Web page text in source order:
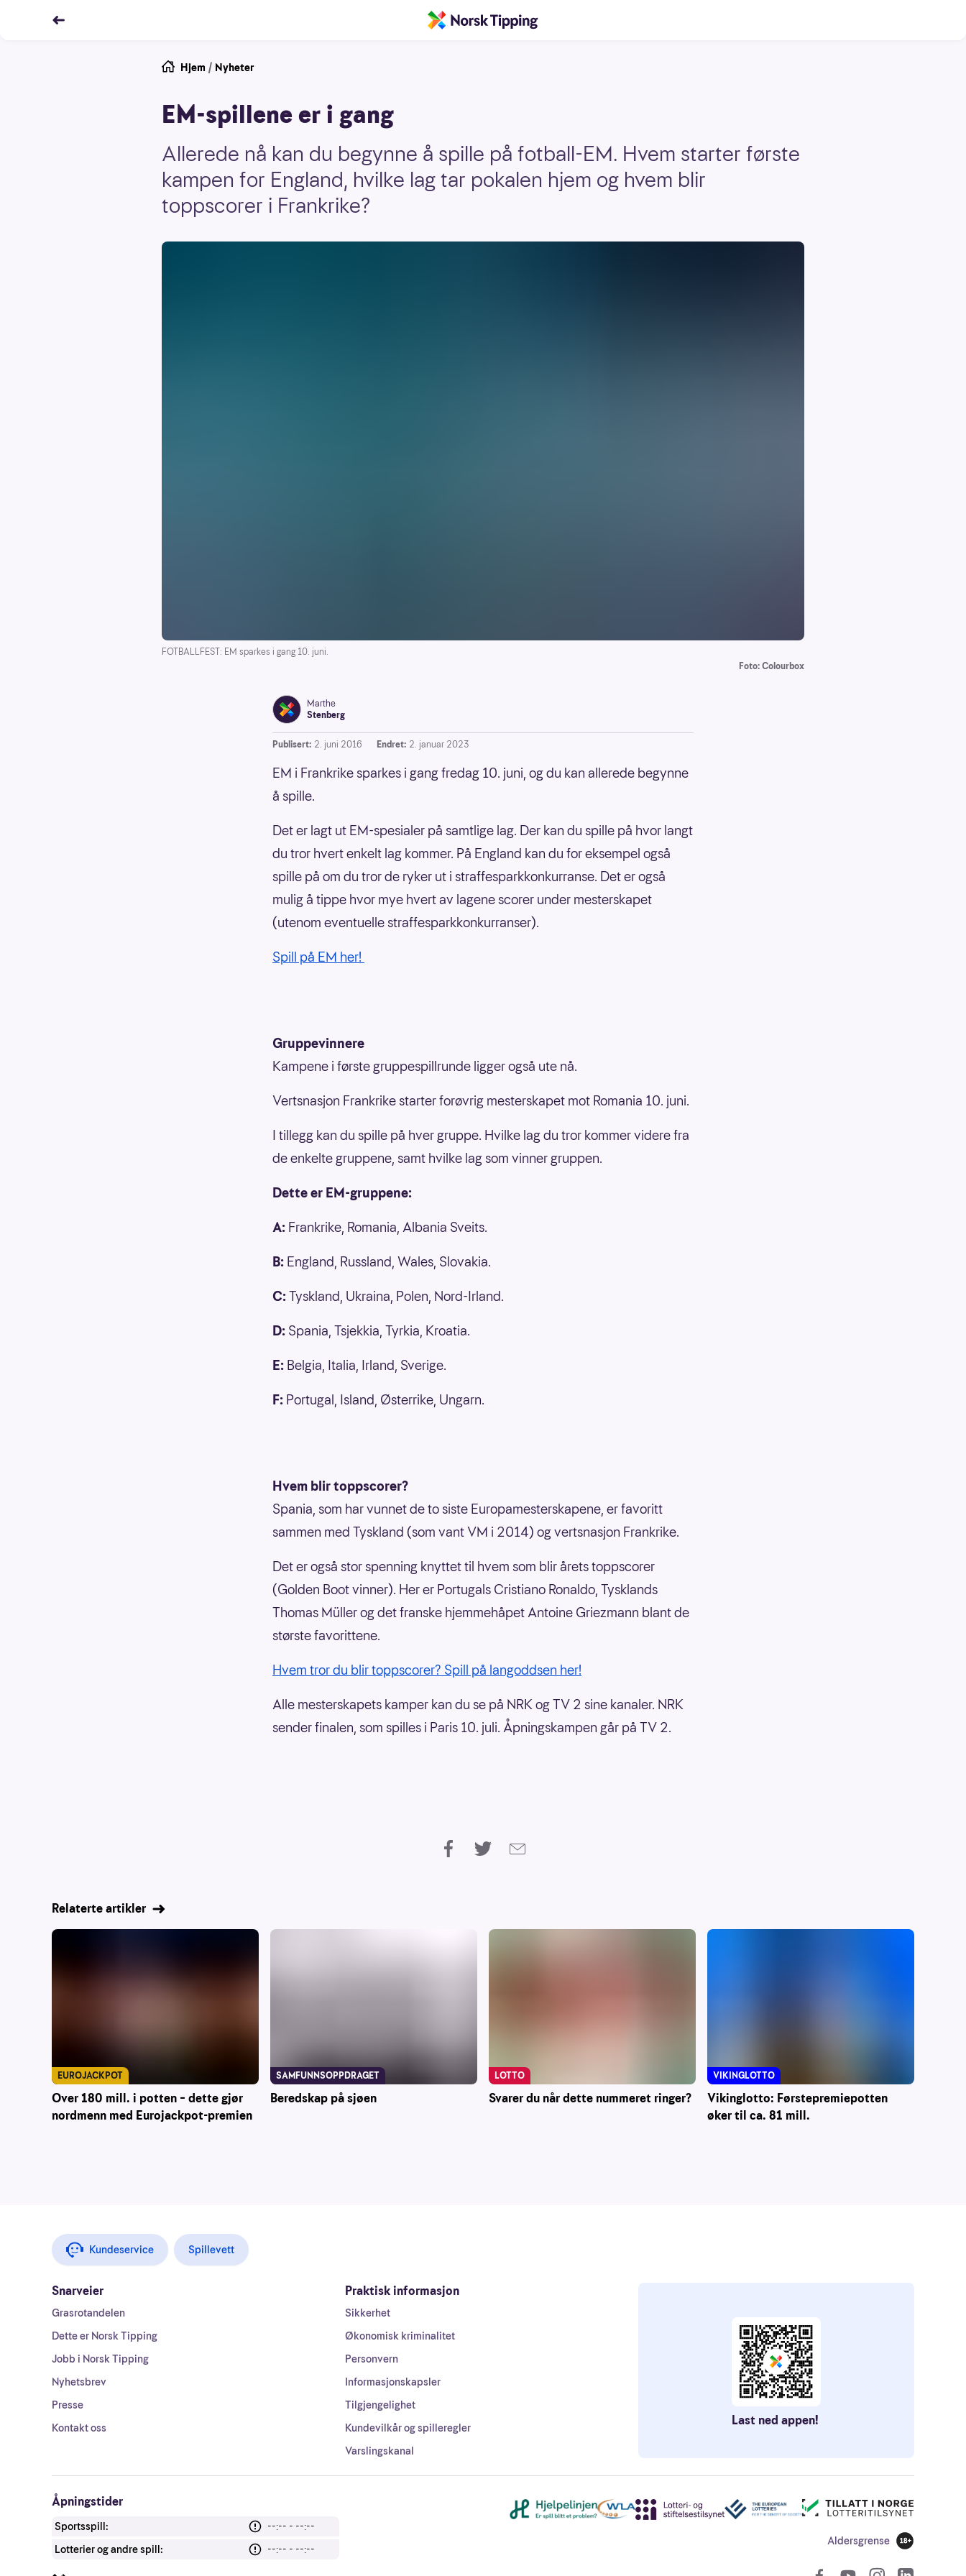
Hjem / Nyheter
EM-spillene er i gang
Allerede nå kan du begynne å spille på fotball-EM. Hvem starter første
kampen for England, hvilke lag tar pokalen hjem og hvem blir
toppscorer i Frankrike?
FOTBALLFEST: EM sparkes i gang 10. juni.
Foto: Colourbox
Marthe
Stenberg
Publisert: 2. juni 2016 Endret: 2. januar 2023
EM i Frankrike sparkes i gang fredag 10. juni, og du kan allerede begynne
å spille.
Det er lagt ut EM-spesialer på samtlige lag. Der kan du spille på hvor langt
du tror hvert enkelt lag kommer. På England kan du for eksempel også
spille på om du tror de ryker ut i straffesparkkonkurranse. Det er også
mulig å tippe hvor mye hvert av lagene scorer under mesterskapet
(utenom eventuelle straffesparkkonkurranser).
Spill på EM her!
Gruppevinnere
Kampene i første gruppespillrunde ligger også ute nå.
Vertsnasjon Frankrike starter forøvrig mesterskapet mot Romania 10. juni.
I tillegg kan du spille på hver gruppe. Hvilke lag du tror kommer videre fra
de enkelte gruppene, samt hvilke lag som vinner gruppen.
Dette er EM-gruppene:
A: Frankrike, Romania, Albania Sveits.
B: England, Russland, Wales, Slovakia.
C:Tyskland, Ukraina, Polen, Nord-Irland.
D: Spania, Tsjekkia, Tyrkia, Kroatia.
E: Belgia, Italia, Irland, Sverige.
F: Portugal, Island, Østerrike, Ungarn.
Hvem blir toppscorer?
Spania, som har vunnet de to siste Europamesterskapene, er favoritt
sammen med Tyskland (som vant VM i 2014) og vertsnasjon Frankrike.
Det er også stor spenning knyttet til hvem som blir årets toppscorer
(Golden Boot vinner). Her er Portugals Cristiano Ronaldo, Tysklands
Thomas Müller og det franske hjemmehåpet Antoine Griezmann blant de
største favorittene.
Hvem tror du blir toppscorer? Spill på langoddsen her!
Alle mesterskapets kamper kan du se på NRK og TV 2 sine kanaler. NRK
sender finalen, som spilles i Paris 10. juli. Åpningskampen går på TV 2.
Relaterte artikler
Over 180 mill. i potten – dette gjør
nordmenn med Eurojackpot-premien
EUROJACKPOT
Beredskap på sjøen
SAMFUNNSOPPDRAGET
Svarer du når dette nummeret ringer?
LOTTO
Vikinglotto: Førstepremiepotten
øker til ca. 81 mill.
VIKINGLOTTO
Kundeservice Spillevett
Snarveier
Grasrotandelen
Dette er Norsk Tipping
Jobb i Norsk Tipping
Nyhetsbrev
Presse
Kontakt oss
Praktisk informasjon
Sikkerhet
Økonomisk kriminalitet
Personvern
Informasjonskapsler
Tilgjengelighet
Kundevilkår og spilleregler
Varslingskanal
Last ned appen!
Åpningstider
Sportsspill:
--:-- - --:--
Lotterier og andre spill:
--:-- - --:--
Aldersgrense
18 år